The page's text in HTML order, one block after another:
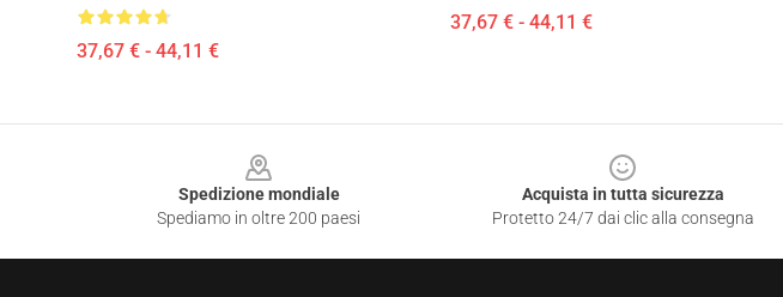
37,67 € - 44,11 €
37,67 € - 44,11 €
Spedizione mondiale
Spediamo in oltre 200 paesi
Acquista in tutta sicurezza
Protetto 24/7 dai clic alla consegna